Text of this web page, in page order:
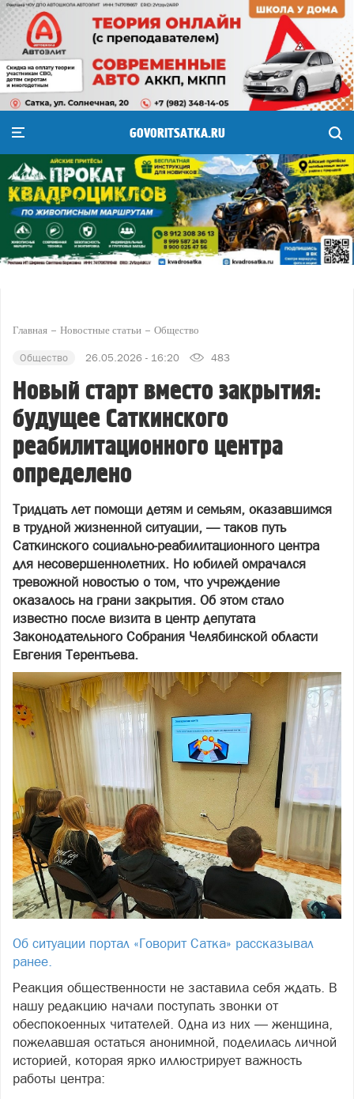
GOVORITSATKA.RU
Главная Новостные статьи Общество
Общество 26.05.2026 - 16:20 483
Новый старт вместо закрытия:
будущее Саткинского
реабилитационного центра
определено
Тридцать лет помощи детям и семьям, оказавшимся
в трудной жизненной ситуации, — таков путь
Саткинского социально‑реабилитационного центра
для несовершеннолетних. Но юбилей омрачался
тревожной новостью о том, что учреждение
оказалось на грани закрытия. Об этом стало
известно после визита в центр депутата
Законодательного Собрания Челябинской области
Евгения Терентьева.
Об ситуации портал «Говорит Сатка» рассказывал
ранее.
Реакция общественности не заставила себя ждать. В
нашу редакцию начали поступать звонки от
обеспокоенных читателей. Одна из них — женщина,
пожелавшая остаться анонимной, поделилась личной
историей, которая ярко иллюстрирует важность
работы центра: